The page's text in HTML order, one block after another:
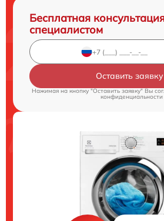
Бесплатная
специалистом
Оставить заявку
Нажимая на кнопку "Оставить заявку" Вы
конфиденциальности